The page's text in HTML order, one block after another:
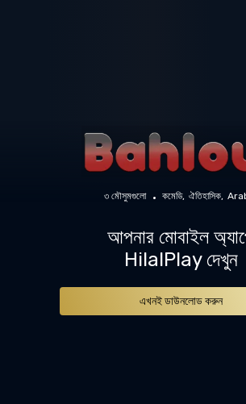
৩ মৌসুমগুলো কমেডি ঐতিহাসিক
আপনার মোবাইল
HilalPlay দেখুন
এখনই ডাউনলোড করুন